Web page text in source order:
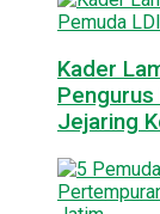
Kader
Pengurus
Jejaring